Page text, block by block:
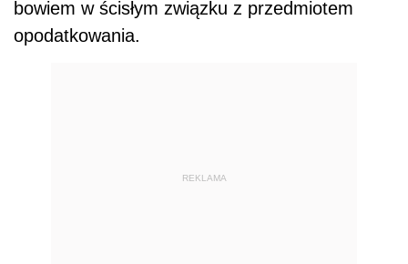
bowiem w ścisłym związku z przedmiotem
opodatkowania.
REKLAMA